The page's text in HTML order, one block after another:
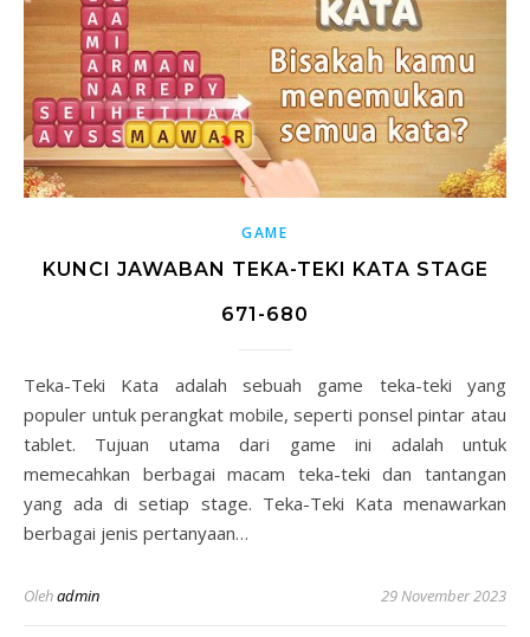
GAME
KUNCI JAWABAN TEKA-TEKI KATA STAGE
671-680
Teka-Teki Kata adalah sebuah game teka-teki yang
populer untuk perangkat mobile, seperti ponsel pintar atau
tablet. Tujuan utama dari game ini adalah untuk
memecahkan berbagai macam teka-teki dan tantangan
yang ada di setiap stage. Teka-Teki Kata menawarkan
berbagai jenis pertanyaan…
Olehadmin 29 November 2023